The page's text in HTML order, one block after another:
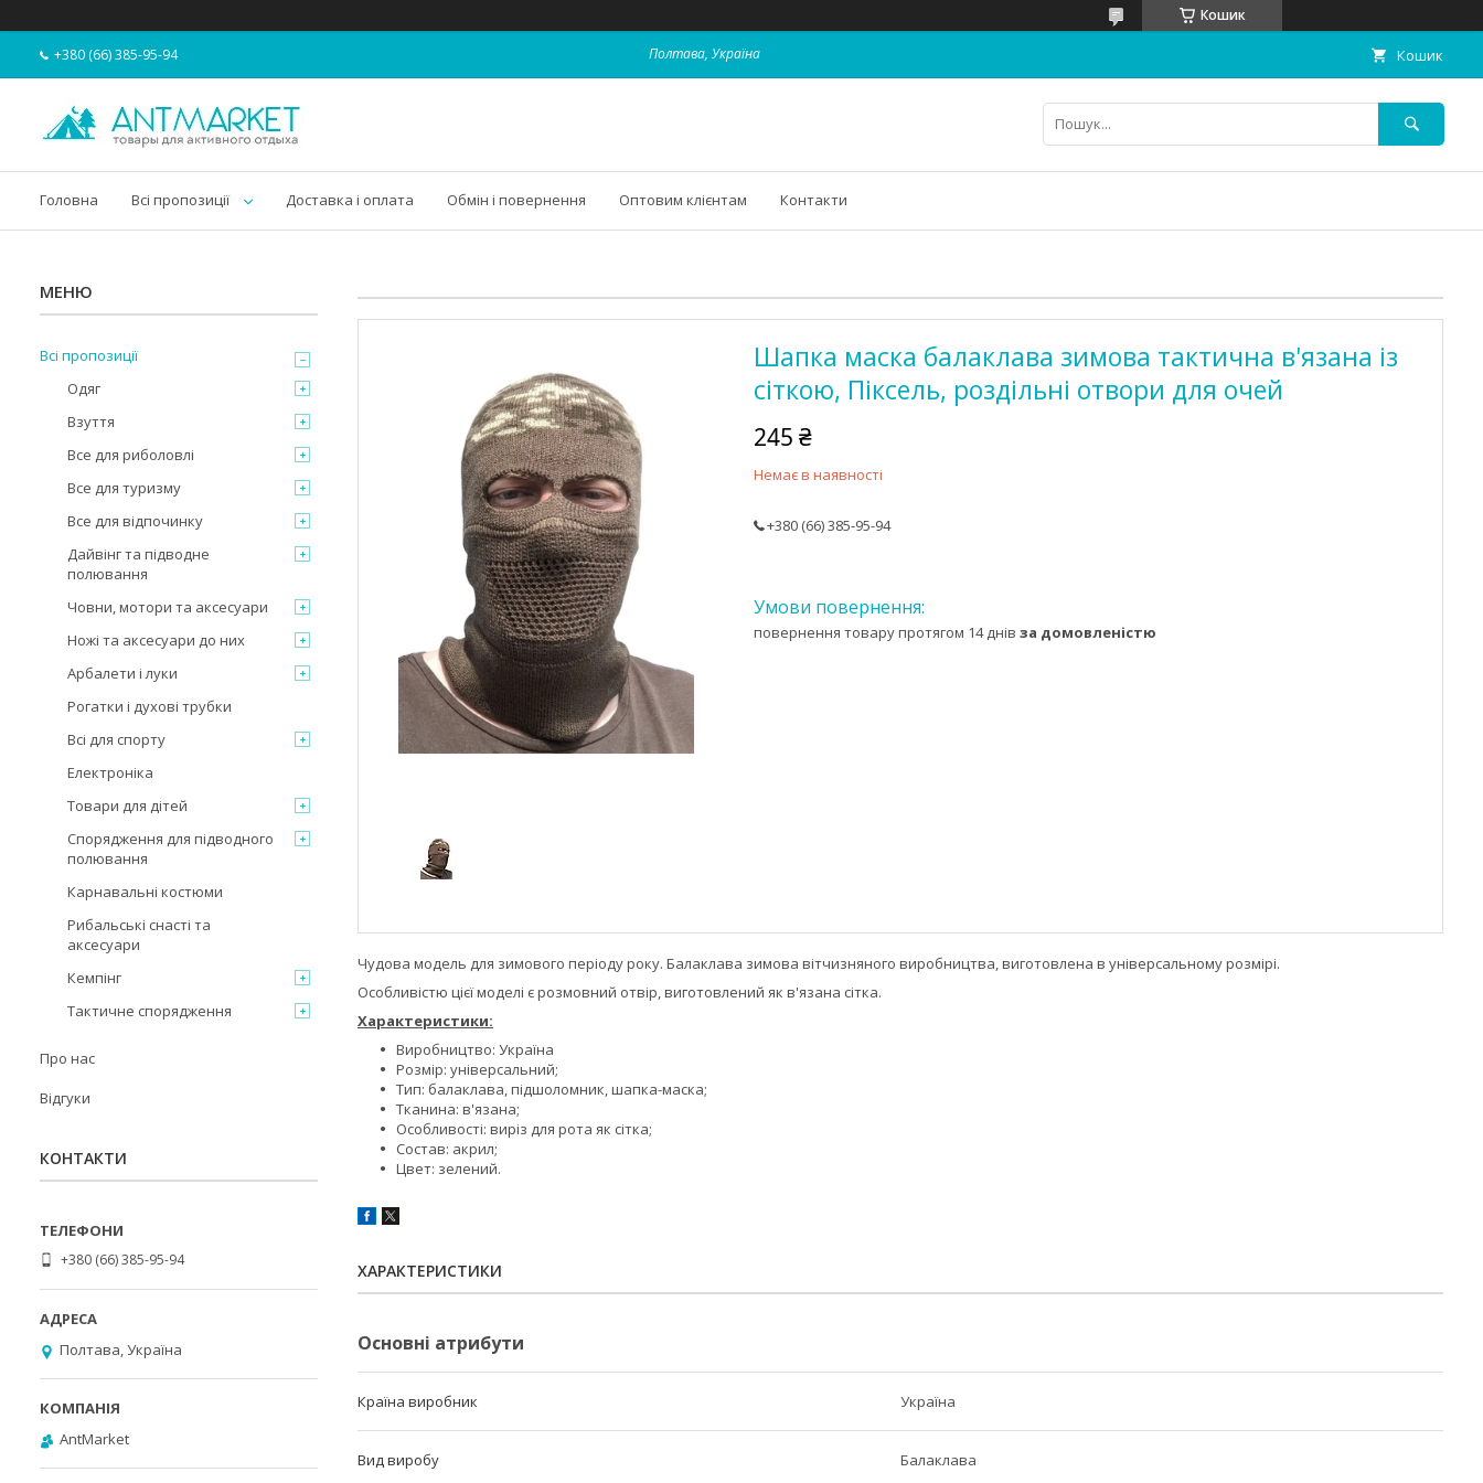
Кошик
+380 (66) 385-95-94 Полтава, Україна Кошик
Головна Всі пропозиції Доставка і оплата Обмін і повернення Оптовим клієнтам Контакти
Шапка маска балаклава зимова тактична в'язана із
сіткою, Піксель, роздільні отвори для очей
245 ₴
Немає в наявності
+380 (66) 385-95-94
повернення товару протягом 14 днів за домовленістю
Чудова модель для зимового періоду року. Балаклава зимова вітчизняного виробництва, виготовлена в універсальному розмірі.
Особливістю цієї моделі є розмовний отвір, виготовлений як в'язана сітка.
Характеристики:
Виробництво: Україна
Розмір: універсальний;
Тип: балаклава, підшоломник, шапка-маска;
Тканина: в'язана;
Особливості: виріз для рота як сітка;
Состав: акрил;
Цвет: зелений.
ХАРАКТЕРИСТИКИ
Основні атрибути
Країна виробник Україна
Вид виробу Балаклава
Всі пропозиції
Одяг
Взуття
Все для риболовлі
Все для туризму
Все для відпочинку
Дайвінг та підводне
полювання
Човни, мотори та аксесуари
Ножі та аксесуари до них
Арбалети і луки
Рогатки і духові трубки
Всі для спорту
Електроніка
Товари для дітей
Спорядження для підводного
полювання
Карнавальні костюми
Рибальські снасті та
аксесуари
Кемпінг
Тактичне спорядження
Про нас
Відгуки
КОНТАКТИ
+380 (66) 385-95-94
Полтава, Україна
AntMarket